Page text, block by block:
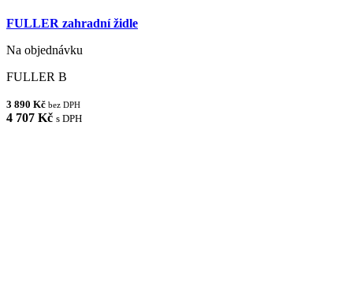
FULLER zahradní židle
Na objednávku
FULLER B
3 890 Kč bez DPH
4 707 Kč s DPH